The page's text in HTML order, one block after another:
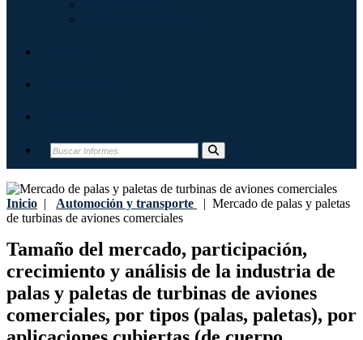
Inicio | Automoción y transporte | Mercado de palas y paletas
de turbinas de aviones comerciales
Tamaño del mercado, participación,
crecimiento y análisis de la industria de
palas y paletas de turbinas de aviones
comerciales, por tipos (palas, paletas), por